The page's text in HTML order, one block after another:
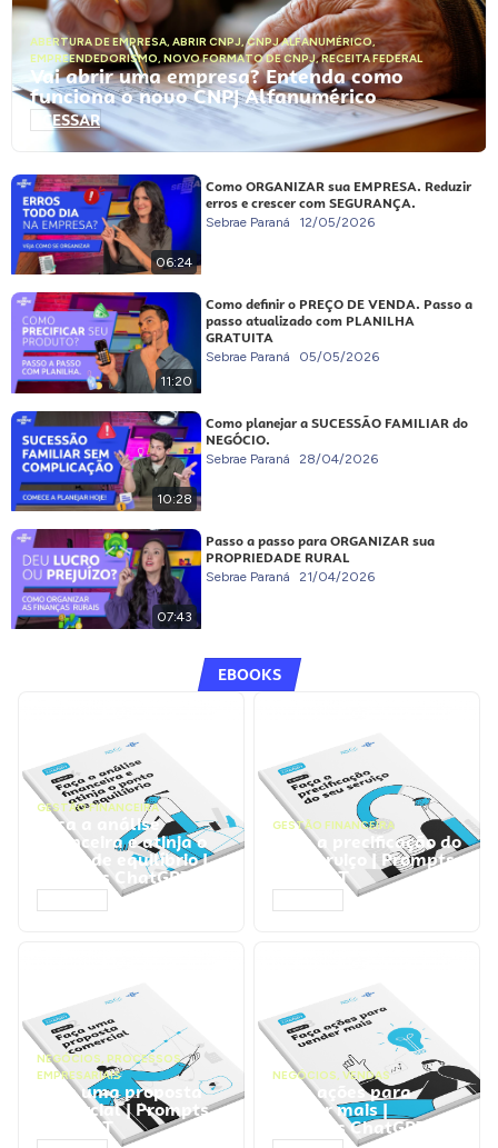
ABERTURA DE EMPRESA, ABRIR CNPJ,CNPJ ALFANUMÉRICO,
EMPREENDEDORISMO, NOVO FORMATO DE CNPJ,RECEITA FEDERAL
Vai abrir uma empresa? Entenda como
funciona o novo CNPJ Alfanumérico
ACESSAR
06:24
Como ORGANIZAR sua EMPRESA. Reduzir
erros e crescer com SEGURANÇA.
Sebrae Paraná 12/05/2026
11:20
Como definir o PREÇO DE VENDA. Passo a
passo atualizado com PLANILHA
GRATUITA
Sebrae Paraná 05/05/2026
10:28
Como planejar a SUCESSÃO FAMILIAR do
NEGÓCIO.
Sebrae Paraná 28/04/2026
07:43
Passo a passo para ORGANIZAR sua
PROPRIEDADE RURAL
Sebrae Paraná 21/04/2026
EBOOKS
GESTÃO FINANCEIRA
Faça a análise
financeira e atinja o
ponto de equilíbrio |
Prompts ChatGPT
GESTÃO FINANCEIRA
Faça a precificação do
seu serviço | Prompts
ChatGPT
NEGÓCIOS, PROCESSOS
EMPRESARIAIS
Faça uma proposta
comercial | Prompts
ChatGPT
NEGÓCIOS, VENDAS
Faça ações para
vender mais |
Prompts ChatGPT